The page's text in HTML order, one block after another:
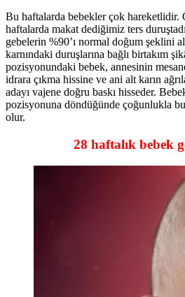
Bu haftalarda bebekler çok hareketlidir.
haftalarda makat dediğimiz ters
gebelerin %90’ı normal doğum şeklini
karnındaki duruşlarına bağlı birtakım
pozisyonundaki bebek, annesinin
idrara çıkma hissine ve ani alt karın
adayı vajene doğru baskı hisseder.
pozisyonuna döndüğünde çoğunlukla
olur.
28 haftalık bebek